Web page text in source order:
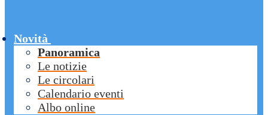
Novità
Panoramica
Le notizie
Le circolari
Calendario eventi
Albo online